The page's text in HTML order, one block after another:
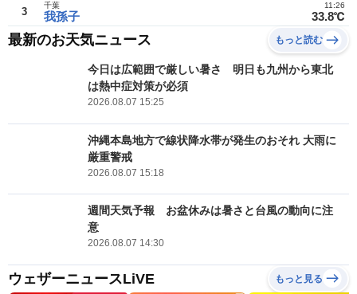
3 我孫子
千葉
33.8℃
11:26
最新のお天気ニュース もっと読む
今日は広範囲で厳しい暑さ 明日も九州から東北
は熱中症対策が必須
2026.08.07 15:25
沖縄本島地方で線状降水帯が発生のおそれ 大雨に
厳重警戒
2026.08.07 15:18
週間天気予報 お盆休みは暑さと台風の動向に注
意
2026.08.07 14:30
ウェザーニュースLiVE もっと見る